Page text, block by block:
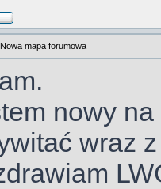
mapa forumowa
nowy na
wraz